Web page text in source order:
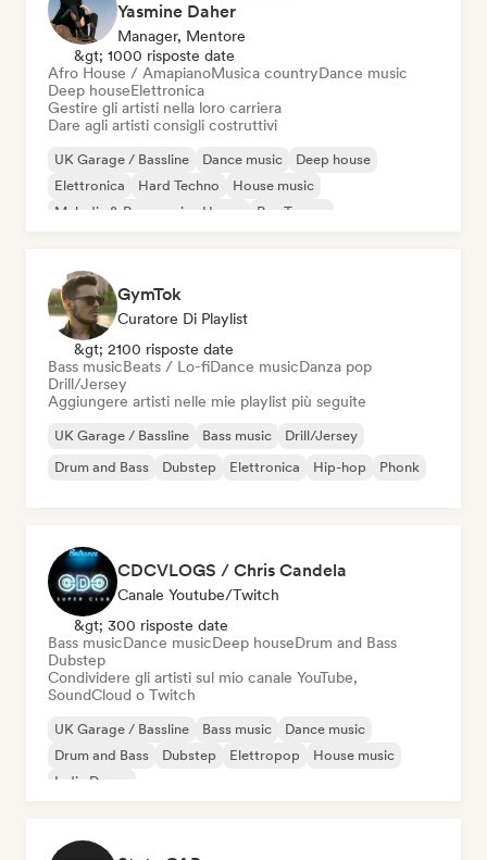
Yasmine Daher
Manager, Mentore
&gt; 1000 risposte date
Afro House / AmapianoMusica countryDance music
Deep houseElettronica
Gestire gli artisti nella loro carriera
Dare agli artisti consigli costruttivi
UK Garage / Bassline Dance music
Deep house
Elettronica
Hard Techno
House music
Melodic & Progressive House
Psy-Trance
GymTok
Curatore Di Playlist
&gt; 2100 risposte date
Bass musicBeats / Lo-fiDance musicDanza pop
Drill/Jersey
Aggiungere artisti nelle mie playlist più seguite
UK Garage / Bassline Bass music
Drill/Jersey
Drum and Bass
Dubstep Elettronica Hip-hop Phonk
CDCVLOGS / Chris Candela
Canale Youtube/Twitch
&gt; 300 risposte date
Bass musicDance musicDeep houseDrum and Bass
Dubstep
Condividere gli artisti sul mio canale YouTube,
SoundCloud o Twitch
UK Garage / Bassline Bass music
Dance music
Drum and Bass
Dubstep Elettropop
House music
Indie Dance